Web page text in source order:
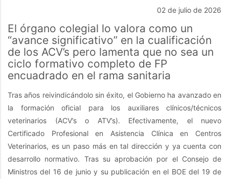
02 de julio de 2026
El órgano colegial lo valora como un
“avance significativo” en la cualificación
de los ACV’s pero lamenta que no sea un
ciclo formativo completo de FP
encuadrado en el rama sanitaria
Tras años reivindicándolo sin éxito, el Gobierno ha avanzado en
la formación oficial para los auxiliares clínicos/técnicos
veterinarios (ACV’s o ATV’s). Efectivamente, el nuevo
Certificado Profesional en Asistencia Clínica en Centros
Veterinarios, es un paso más en tal dirección y ya cuenta con
desarrollo normativo. Tras su aprobación por el Consejo de
Ministros del 16 de junio y su publicación en el BOE del 19 de